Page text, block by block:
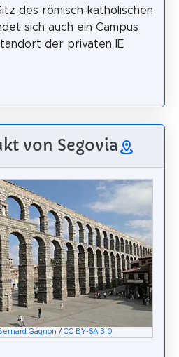
des römisch-katholischen
sich auch ein Campus
der privaten IE
von Segovia
Gagnon / CC BY-SA 3.0